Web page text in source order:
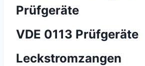
Prüfgeräte
VDE 0113 Prüfgeräte
Leckstromzangen